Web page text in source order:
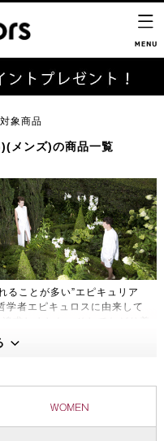
対象商品
メンズ)の商品一覧
ることが多い”エピキュリア
学者エピキュロスに由来して
本のイチジクの木、チーズ、
された最高に贅沢なひとと